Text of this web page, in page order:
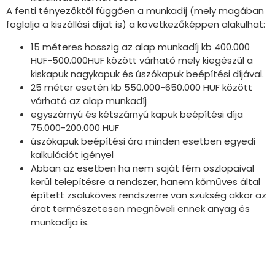
A fenti tényezőktől függően a munkadíj (mely magában
foglalja a kiszállási díjat is) a következőképpen alakulhat:
15 méteres hosszig az alap munkadíj kb 400.000
HUF-500.000HUF között várható mely kiegészül a
kiskapuk nagykapuk és úszókapuk beépítési díjával.
25 méter esetén kb 550.000-650.000 HUF között
várható az alap munkadíj
egyszárnyú és kétszárnyú kapuk beépítési díja
75.000-200.000 HUF
úszókapuk beépítési ára minden esetben egyedi
kalkulációt igényel
Abban az esetben ha nem saját fém oszlopaival
kerül telepítésre a rendszer, hanem kőműves által
épített zsaluköves rendszerre van szükség akkor az
árat természetesen megnöveli ennek anyag és
munkadíja is.